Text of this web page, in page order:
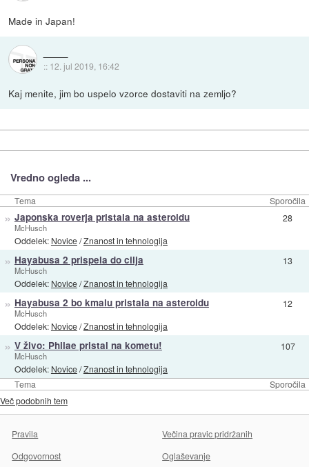
Made in Japan!
:: 12. jul 2019, 16:42
Kaj menite, jim bo uspelo vzorce dostaviti na zemljo?
Vredno ogleda ...
Tema Sporočila
Tema Sporočila
» Japonska roverja pristala na asteroidu
McHusch
Oddelek: Novice/Znanost in tehnologija
28
» Hayabusa 2 prispela do cilja
McHusch
Oddelek: Novice/Znanost in tehnologija
13
» Hayabusa 2 bo kmalu pristala na asteroidu
McHusch
Oddelek: Novice/Znanost in tehnologija
12
» V živo: Philae pristal na kometu!
McHusch
Oddelek: Novice/Znanost in tehnologija
107
Več podobnih tem
Pravila
Večina pravic pridržanih
Odgovornost
Oglaševanje